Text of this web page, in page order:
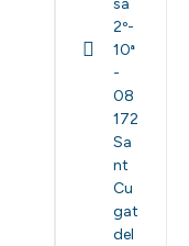
2º-
10ª
-
08
172
Sa
nt
Cu
gat
del